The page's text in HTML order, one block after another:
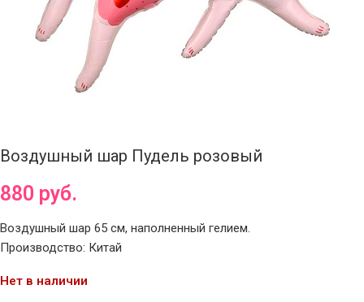
Воздушный шар Пудель розовый
880 руб.
Воздушный шар 65 см, наполненный гелием.
Производство: Китай
Нет в наличии